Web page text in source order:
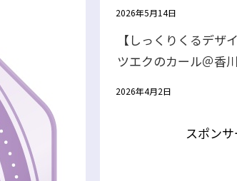
2026年5月14日
【しっくりくるデ
ツエクのカール＠香
2026年4月2日
スポン